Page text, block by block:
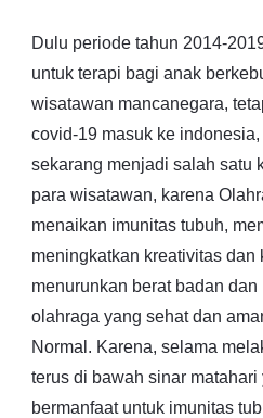
Dulu periode tahun 2014-
untuk terapi bagi anak
wisatawan mancanegara,
covid-19 masuk ke
sekarang menjadi salah satu
para wisatawan, karena
menaikan imunitas tubuh,
meningkatkan kreativitas dan
menurunkan berat badan
olahraga yang sehat dan
Normal. Karena, selama
terus di bawah sinar
bermanfaat untuk imunitas